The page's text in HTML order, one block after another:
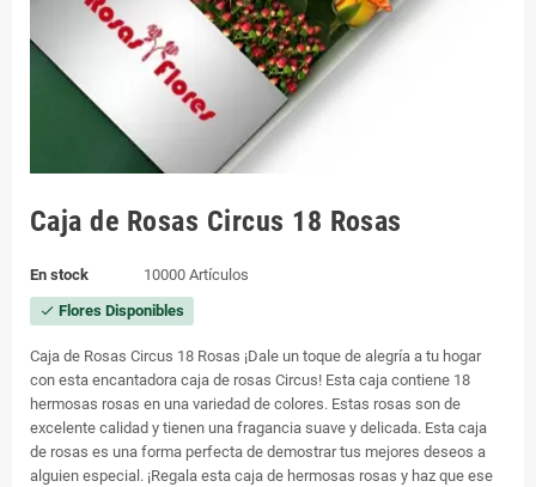
Caja de Rosas Circus 18 Rosas
En stock 10000 Artículos
check Flores Disponibles
Caja de Rosas Circus 18 Rosas ¡Dale un toque de alegría a tu hogar
con esta encantadora caja de rosas Circus! Esta caja contiene 18
hermosas rosas en una variedad de colores. Estas rosas son de
excelente calidad y tienen una fragancia suave y delicada. Esta caja
de rosas es una forma perfecta de demostrar tus mejores deseos a
alguien especial. ¡Regala esta caja de hermosas rosas y haz que ese